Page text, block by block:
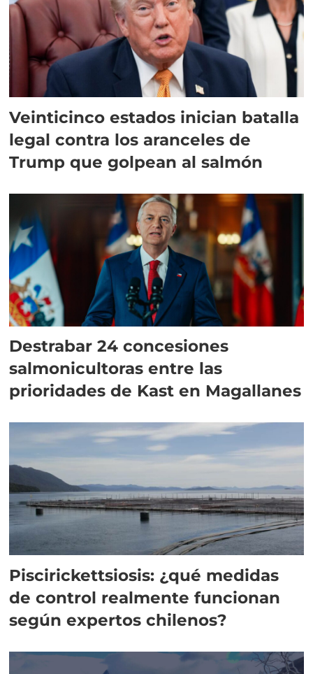
Veinticinco estados inician batalla
legal contra los aranceles de
Trump que golpean al salmón
Destrabar 24 concesiones
salmonicultoras entre las
prioridades de Kast en Magallanes
Piscirickettsiosis: ¿qué medidas
de control realmente funcionan
según expertos chilenos?